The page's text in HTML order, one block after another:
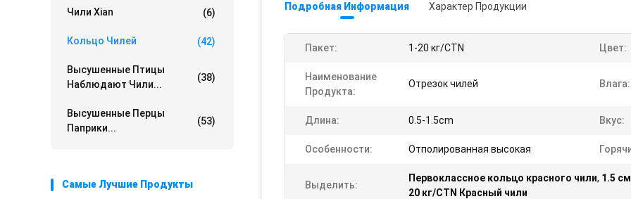
Чили Xian (6)
Кольцо Чилей (42)
Высушенные Птицы
Наблюдают Чили...
(38)
Высушенные Перцы
Паприки...
(53)
Самые Лучшие Продукты
Подробная Информация Характер Продукции
Пакет: 1-20 кг/CTN Цвет:
Наименование
Продукта:
Отрезок чилей Влага:
Длина: 0.5-1.5cm Вкус:
Особенности: Отполированная высокая
Выделить:
Первоклассное кольцо красного чили, 1.5
20 кг/CTN Красный чили